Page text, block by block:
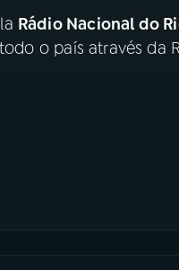
Rádio Nacional do
o país através da